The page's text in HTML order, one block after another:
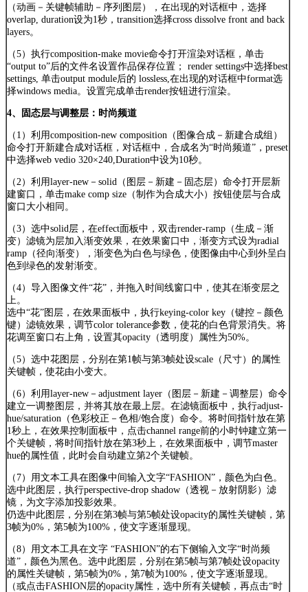
（动画－关键帧辅助－序列图层），在出现的对话框中，选择
overlap, duration设为1秒，transition选择cross dissolve front and back
layers。
（5）执行composition-make movie命令打开渲染对话框，单击
“output to”后的文件名设置作品保存位置； render settings中选择best
settings, 单击output module后的 lossless,在出现的对话框中format选
择windows media。设置完成单击render按钮进行渲染。
4、固态层与调整层：时尚频道
（1）利用composition-new composition（图像合成－新建合成组）
命令打开新建合成对话框，对话框中，合成名为“时尚频道”，preset
中选择web vedio 320×240,Duration中设为10秒。
（2）利用layer-new－solid（图层－新建－固态层）命令打开层新
建窗口，单击make comp size（制作为合成大小）按钮使层与合成
窗口大小相同。
（3）选中solid层，在effect面板中，双击render-ramp（生成－渐
变）滤镜为层加入渐变效果，在效果窗口中，渐变方式设为radial
ramp（径向渐变），渐变色为白色与绿色，使图像由中心到外呈白
色到绿色的发射渐变。
（4）导入图像文件“花”，并拖入时间线窗口中，使其在渐变层之
上。
选中“花”图层，在效果面板中，执行keying-color key（键控－颜色
键）滤镜效果，调节color tolerance参数，使花的白色背景消失。将
花调至窗口右上角，设置其opacity（透明度）属性为50%。
（5）选中花图层，分别在第1帧与第3帧处设scale（尺寸）的属性
关键帧，使花由小变大。
（6）利用layer-new－adjustment layer（图层－新建－调整层）命令
建立一调整图层，并将其放在最上层。在滤镜面板中，执行adjust-
hue/saturation（色彩校正－色相/饱合度）命令。将时间指针放在第
1秒上，在效果控制面板中，点击channel range前的小时钟建立第一
个关键帧，将时间指针放在第3秒上，在效果面板中，调节master
hue的属性值，此时会自动建立第2个关键帧。
（7）用文本工具在图像中间输入文字“FASHION”，颜色为白色。
选中此图层，执行perspective-drop shadow（透视－放射阴影）滤
镜，为文字添加投影效果。
仍选中此图层，分别在第3帧与第5帧处设opacity的属性关键帧，第
3帧为0%，第5帧为100%，使文字逐渐显现。
（8）用文本工具在文字 “FASHION”的右下侧输入文字“时尚频
道”，颜色为黑色。选中此图层，分别在第5帧与第7帧处设opacity
的属性关键帧，第5帧为0%，第7帧为100%，使文字逐渐显现。
（或点击FASHION层的opacity属性，选中所有关键帧，再点击“时